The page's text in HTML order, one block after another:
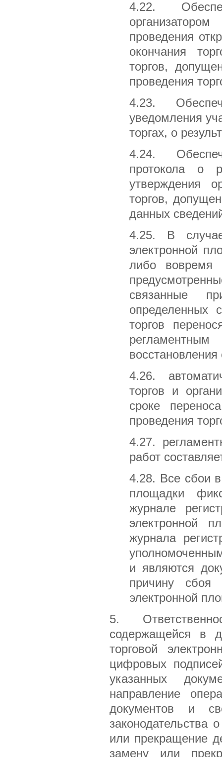
4.22.
проведения
окончания
торгов,
проведения
4.23.
уведомления
торгах, о
4.24.
протокола о
утверждения
торгов,
данных
4.25. В
электронной
либо вовремя
связанные
определенных
торгов
4.26.
торгов и
сроке
проведения
4.27.
работ
4.28. Все сбои
площадки
журнале
электронной
журнала
и являются
причину сбоя
электронной
5.
содержащейся в
торговой
цифровых
указанных
направление
документов и
законодательства
или прекращение
замену или